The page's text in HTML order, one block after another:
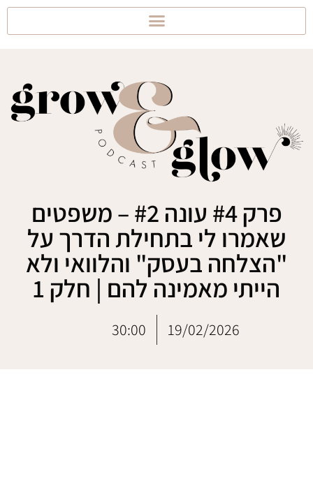
פרק #4 עונה #2 – משפטים
שאמרו לי בתחילת הדרך על
"הצלחה בעסק" והלוואי ולא
הייתי מאמינה להם | חלק 1
19/02/2026
30:00